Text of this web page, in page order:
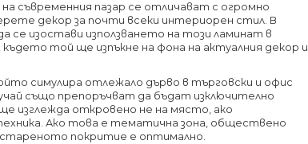
съвременния пазар се отличават с огромно
декор за почти всеки интериорен стил. В
се изостави използването на този ламинат в
той ще изпъкне на фона на актуалния декор и
симулира отлежало дърво в търговски и офис
също препоръчват да бъдат изключително
изглежда откровено не на място, ако
Ако това е тематична зона, обществено
покритие е оптимално.